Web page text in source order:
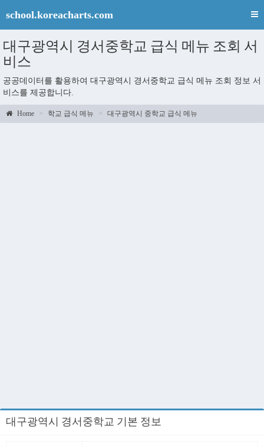
school.koreacharts.com
대구광역시 경서중학교 급식 메뉴 조회 서
비스
공공데이터를 활용하여 대구광역시 경서중학교 급식 메뉴 조회 정보 서
비스를 제공합니다.
Home 학교 급식 메뉴 대구광역시 중학교 급식 메뉴
대구광역시 경서중학교 기본 정보